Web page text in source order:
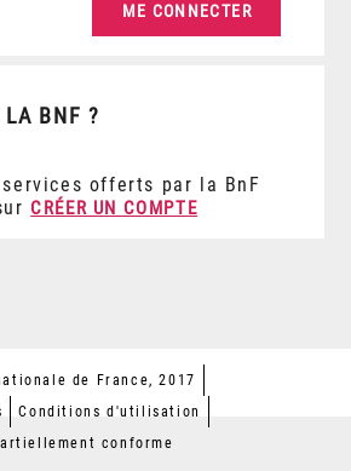
LA BNF ?
offerts par la BnF
CRÉER UN COMPTE
de France, 2017
Conditions d'utilisation
conforme